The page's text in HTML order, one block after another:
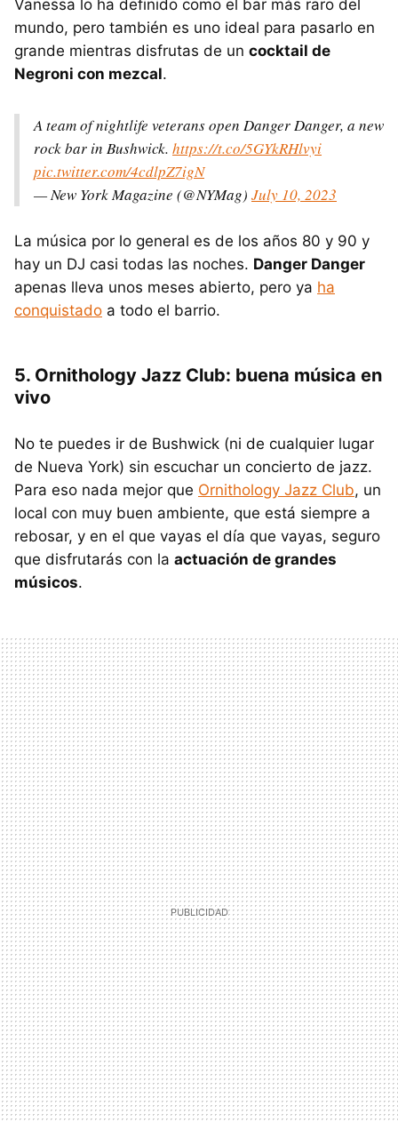
Vanessa lo ha definido como el bar más raro del
mundo, pero también es uno ideal para pasarlo en
grande mientras disfrutas de un cocktail de
Negroni con mezcal.
A team of nightlife veterans open Danger Danger, a new
rock bar in Bushwick. https://t.co/5GYkRHlvyi
pic.twitter.com/4cdlpZ7igN
— New York Magazine (@NYMag) July 10, 2023
La música por lo general es de los años 80 y 90 y
hay un DJ casi todas las noches. Danger Danger
apenas lleva unos meses abierto, pero ya ha
conquistado a todo el barrio.
5. Ornithology Jazz Club: buena música en
vivo
No te puedes ir de Bushwick (ni de cualquier lugar
de Nueva York) sin escuchar un concierto de jazz.
Para eso nada mejor que Ornithology Jazz Club, un
local con muy buen ambiente, que está siempre a
rebosar, y en el que vayas el día que vayas, seguro
que disfrutarás con la actuación de grandes
músicos.